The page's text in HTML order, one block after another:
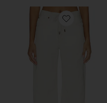
Favorite THE